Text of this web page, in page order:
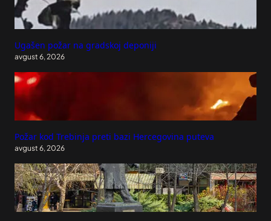
Ugašen požar na gradskoj deponiji
avgust 6, 2026
Požar kod Trebinja preti bazi Hercegovina puteva
avgust 6, 2026